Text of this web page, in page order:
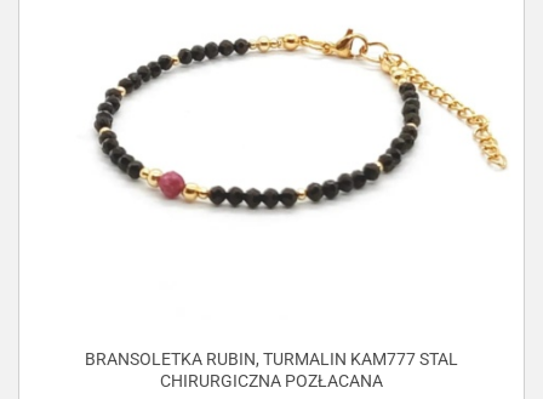
BRANSOLETKA RUBIN, TURMALIN KAM777 STAL
CHIRURGICZNA POZŁACANA